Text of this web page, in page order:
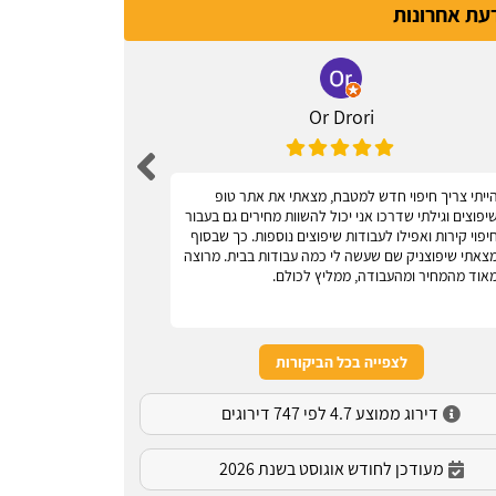
אחרונות
Or Drori
הייתי צריך חיפוי חדש למטבח, מצאתי את אתר טופ
שיפוצים וגילתי שדרכו אני יכול להשוות מחירים גם בעבור
חיפוי קירות ואפילו לעבודות שיפוצים נוספות. כך שבסוף
שיפוצניק שם שעשה לי כמה עבודות בבית. מרוצה
מהמחיר ומהעבודה, ממליץ לכולם.
לצפייה בכל הביקורות
דירוג ממוצע 4.7 לפי 747 דירוגים
מעודכן לחודש אוגוסט בשנת 2026